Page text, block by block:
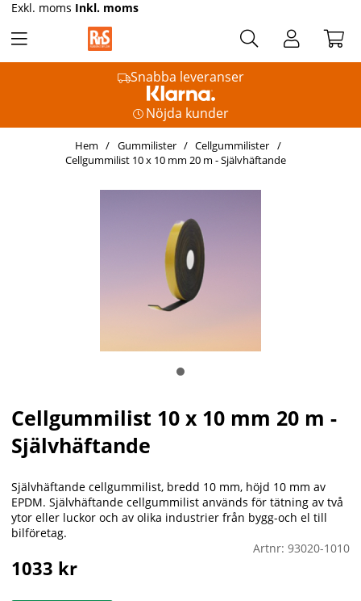
Snabba leveranser
Nöjda kunder
Exkl. moms Inkl. moms
Hem Gummilister
Cellgummilister
Cellgummilist 10 x 10 mm 20 m - Självhäftande
Cellgummilist 10 x 10 mm 20 m -
Självhäftande
Självhäftande cellgummilist, bredd 10 mm, höjd 10 mm av
EPDM. Självhäftande cellgummilist används för tätning av två
ytor eller luckor och av olika industrier från bygg-och el till
bilföretag.
Artnr: 93020-1010
1033 kr